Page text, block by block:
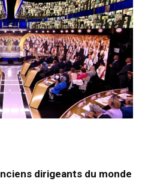
dirigeants du monde